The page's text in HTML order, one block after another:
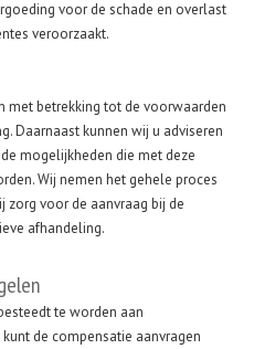
voor de schade en overlast
veroorzaakt.
met betrekking tot de voorwaarden
Daarnaast kunnen wij u adviseren
mogelijkheden die met deze
Wij nemen het gehele proces
zorg voor de aanvraag bij de
afhandeling.
te worden aan
de compensatie aanvragen